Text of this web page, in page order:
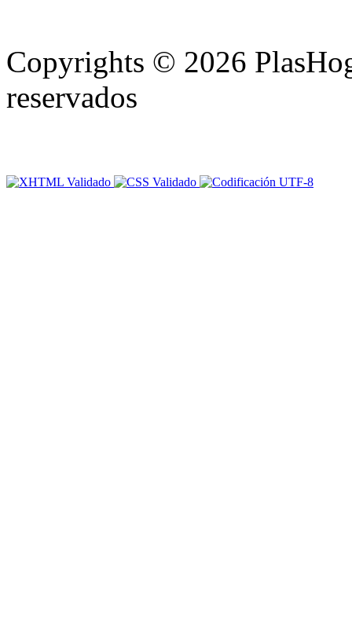
Copyrights © 2026
reservados